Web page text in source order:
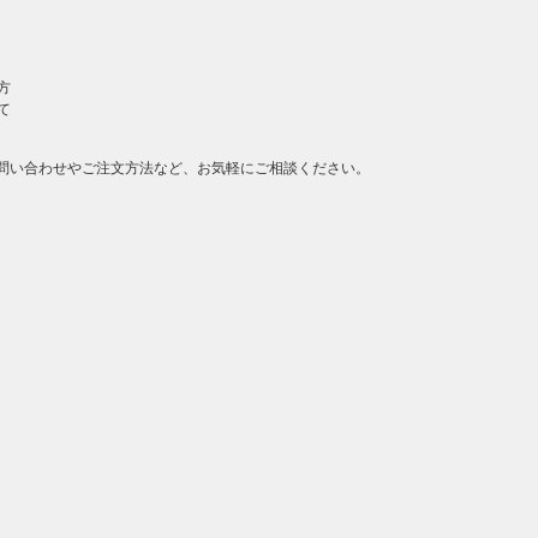
い合わせやご注文方法など、お気軽にご相談ください。